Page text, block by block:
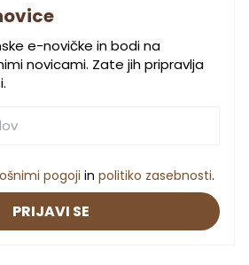
e-novičke in bodi na
novicami. Zate jih pripravlja
pogoji in politiko zasebnosti.
PRIJAVI SE